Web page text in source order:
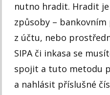
nutno hradit. Hradit
způsoby –
z účtu, nebo
SIPA či inkasa se
spojit a tuto metodu
a nahlásit příslušné